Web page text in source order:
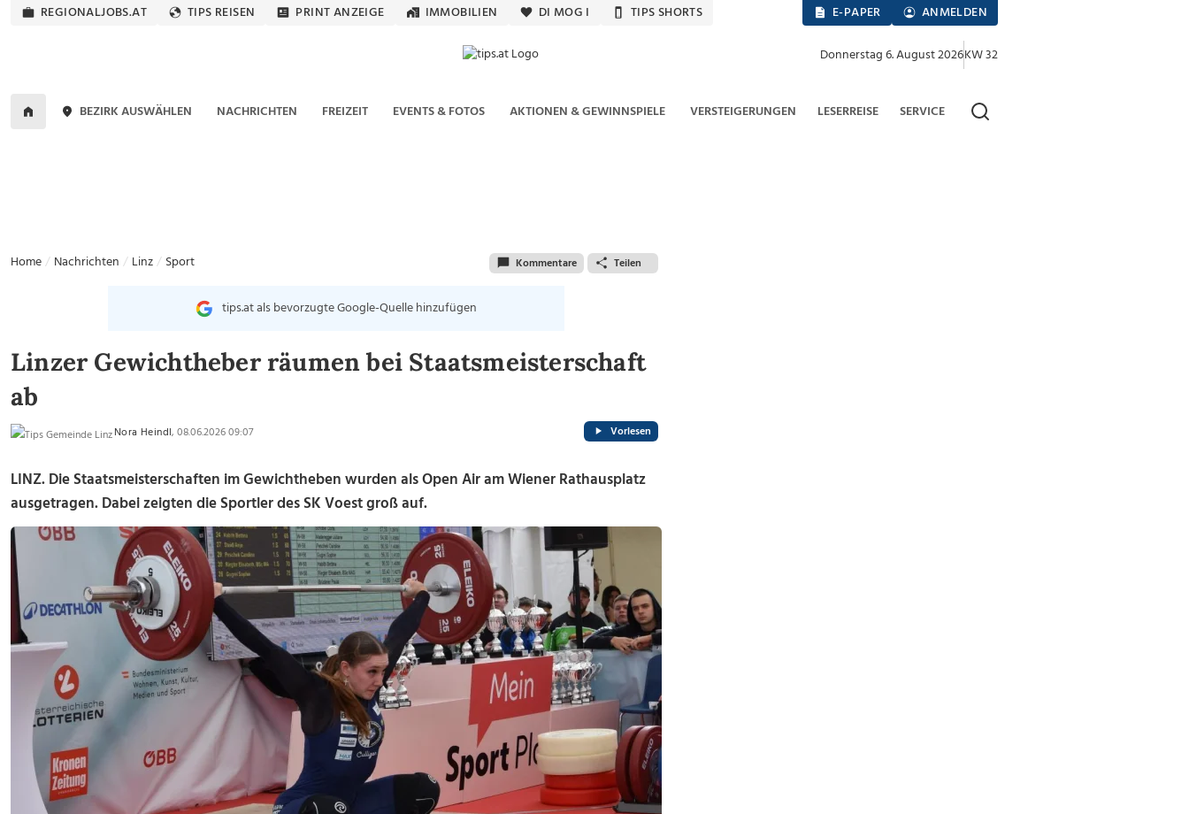
REGIONALJOBS.AT TIPS REISEN PRINT ANZEIGE IMMOBILIEN DI MOG I TIPS SHORTS E-PAPER ANMELDEN
Donnerstag 6. August 2026KW 32
BEZIRK AUSWÄHLEN NACHRICHTEN FREIZEIT EVENTS & FOTOS AKTIONEN & GEWINNSPIELE VERSTEIGERUNGEN LESERREISE SERVICE
Home Nachrichten Linz Sport Kommentare Teilen
tips.at als bevorzugte Google-Quelle hinzufügen
Linzer Gewichtheber räumen bei Staatsmeisterschaft
ab
Nora Heindl, 08.06.2026 09:07 Vorlesen
LINZ. Die Staatsmeisterschaften im Gewichtheben wurden als Open Air am Wiener Rathausplatz
ausgetragen. Dabei zeigten die Sportler des SK Voest groß auf.